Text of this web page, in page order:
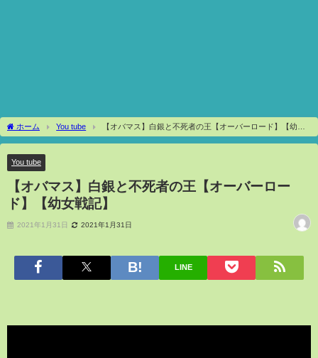
ホーム You tube
【オバマス】白銀と不死者の王【オーバーロード】【幼女
戦記】
You tube
【オバマス】白銀と不死者の王【オーバーロー
ド】【幼女戦記】
2021年1月31日 2021年1月31日
LINE